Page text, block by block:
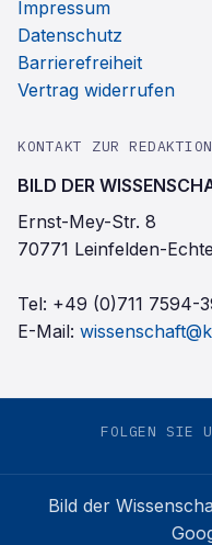
Impressum
Datenschutz
Barrierefreiheit
Vertrag widerrufen
KONTAKT ZUR REDAKTION
BILD DER
Ernst-Mey-Str. 8
70771 Leinfelden-
Tel: +49 (0)711 7594-
E-Mail:
FOLGEN SIE
Bild der